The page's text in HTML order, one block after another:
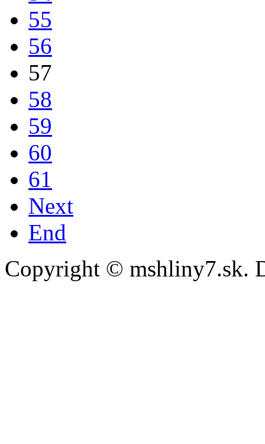
55
56
57
58
59
60
61
Next
End
Copyright © mshliny7.sk.